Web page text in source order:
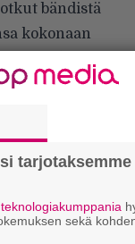
bändistä
kokonaan
uuden
sekä